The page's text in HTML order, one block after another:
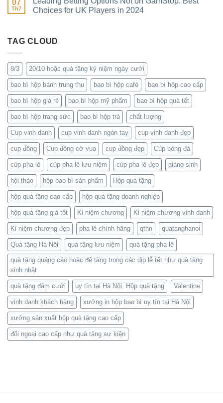
07
Th7
Choices for UK Players in 2024
TAG CLOUD
8/3 20/10 hoặc quà tặng kỷ niệm ngày cưới
bao bì hộp bánh trung thu bao bì hộp café bao bì hộp cao cấp
bao bì hộp giá rẻ bao bì hộp mỹ phẩm bao bì hộp quà tết
bao bì hộp trang sức bao bì hộp trà chất lượng
Cup vinh danh cup vinh danh ngón tay cup vinh danh đẹp
cup đồng Cup đồng cờ vua cup đồng đẹp Cúp bóng đá
cúp pha lê cúp pha lê lưu niệm cúp pha lê đẹp giáng sinh
hội thảo hộp bao bì sản phẩm Hộp quà tặng
hộp quà tặng cao cấp hộp quà tặng doanh nghiệp
hộp quà tặng giá tốt Kỉ niệm chương Kỉ niệm chương vinh danh
Kỉ niệm chương đẹp pha lê chính hãng qthn quatanghanoi
Quà tặng Hà Nội quà tặng lưu niệm quà tặng pha lê
quà tặng quảng cáo hoặc để tặng trong các dịp lễ tết như quà tặng
sinh nhật
quà tặng đám cưới uy tín tại Hà Nội. Hộp quà tặng Valentine
vinh danh khách hàng xưởng in hộp bao bì uy tín tại Hà Nội
xưởng sản xuất hộp quà tặng cao cấp
đối ngoại cao cấp như quà tặng sự kiện